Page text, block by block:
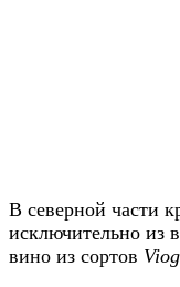
В северной части
исключительно из
вино из сортов